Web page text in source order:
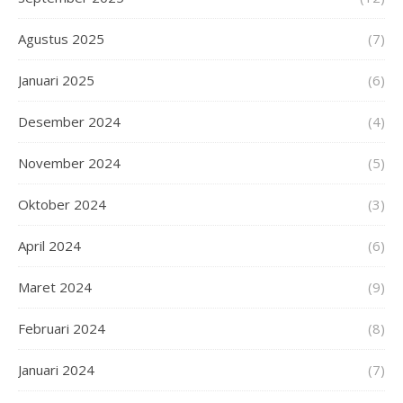
Agustus 2025 (7)
Januari 2025 (6)
Desember 2024 (4)
November 2024 (5)
Oktober 2024 (3)
April 2024 (6)
Maret 2024 (9)
Februari 2024 (8)
Januari 2024 (7)